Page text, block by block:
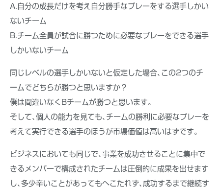
A.自分の成長だけを考え自分勝手なプレーをする選手しかい
ないチーム
B.チーム全員が試合に勝つために必要なプレーをできる選手
しかいないチーム
同じレベルの選手しかいないと仮定した場合､この2つのチ
ームでどちらが勝つと思いますか？
僕は間違いなくBチームが勝つと思います｡
そして､個人の能力を見ても､チームの勝利に必要なプレーを
考えて実行できる選手のほうが市場価値は高いはずです｡
ビジネスにおいても同じで､事業を成功させることに集中で
きるメンバーで構成されたチームは圧倒的に成果を出せます
し､多少辛いことがあってもへこたれず､成功するまで継続す